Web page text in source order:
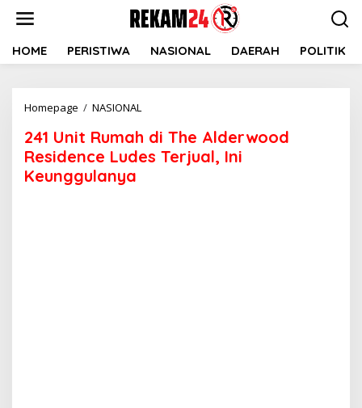
HOME PERISTIWA NASIONAL DAERAH POLITIK
Homepage / NASIONAL
Rumah
di
241 Unit Rumah di The Alderwood
Residence Ludes Terjual, Ini
Keunggulanya